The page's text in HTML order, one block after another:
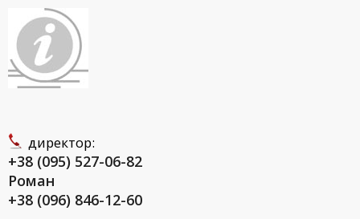
директор:
+38 (095) 527-06-82
Роман
+38 (096) 846-12-60